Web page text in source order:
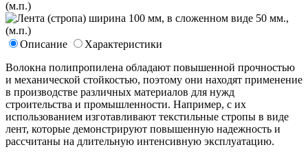
(м.п.)
Описание
Характеристики
Волокна полипропилена обладают повышенной прочностью
и механической стойкостью, поэтому они находят применение
в производстве различных материалов для нужд
строительства и промышленности. Например, с их
использованием изготавливают текстильные стропы в виде
лент, которые демонстрируют повышенную надежность и
рассчитаны на длительную интенсивную эксплуатацию.